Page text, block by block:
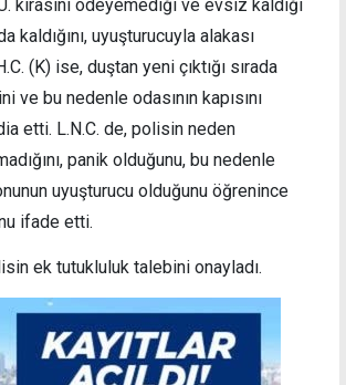
kirasını ödeyemediği ve evsiz kaldığı
kaldığını, uyuşturucuyla alakası
(K) ise, duştan yeni çıktığı sırada
ve bu nedenle odasının kapısını
etti. L.N.C. de, polisin neden
panik olduğunu, bu nedenle
uyuşturucu olduğunu öğrenince
ifade etti.
ek tutukluluk talebini onayladı.